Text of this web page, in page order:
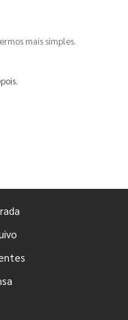
mais simples.